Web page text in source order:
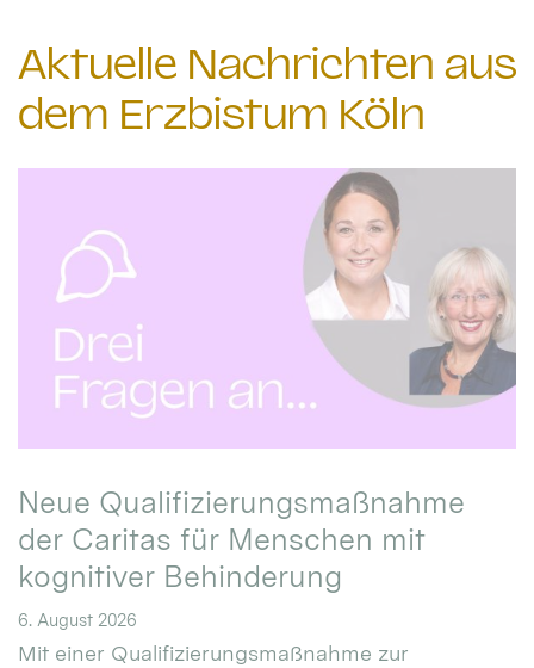
Aktuelle Nachrichten aus
dem Erzbistum Köln
Neue Qualifizierungsmaßnahme
der Caritas für Menschen mit
kognitiver Behinderung
6. August 2026
Mit einer Qualifizierungsmaßnahme zur